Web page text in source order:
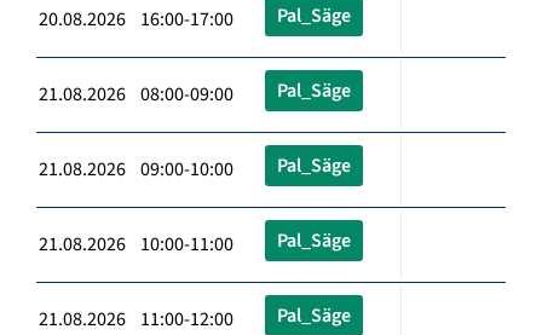
20.08.2026 16:00-17:00 Pal_Säge
21.08.2026 08:00-09:00 Pal_Säge
21.08.2026 09:00-10:00 Pal_Säge
21.08.2026 10:00-11:00 Pal_Säge
21.08.2026 11:00-12:00 Pal_Säge